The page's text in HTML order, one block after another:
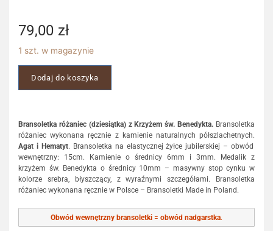
79,00 zł
1 szt. w magazynie
Dodaj do koszyka
Bransoletka różaniec (dziesiątka) z Krzyżem św. Benedykta. Bransoletka
różaniec wykonana ręcznie z kamienie naturalnych półszlachetnych.
Agat i Hematyt. Bransoletka na elastycznej żyłce jubilerskiej – obwód
wewnętrzny: 15cm. Kamienie o średnicy 6mm i 3mm. Medalik z
krzyżem św. Benedykta o średnicy 10mm – masywny stop cynku w
kolorze srebra, błyszczący, z wyraźnymi szczegółami. Bransoletka
różaniec wykonana ręcznie w Polsce – Bransoletki Made in Poland.
Obwód wewnętrzny bransoletki = obwód nadgarstka.